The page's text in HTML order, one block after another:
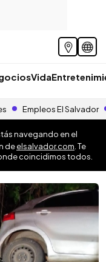
Vida
Empleos El Salvador
navegando en el
deelsalvador.com . Te
coincidimos todos.